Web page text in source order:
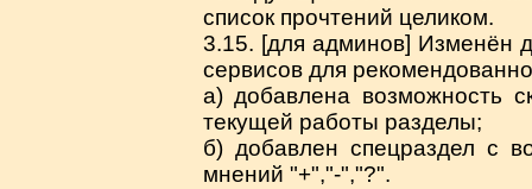
список прочтений целиком.
3.15. [для админов] Изменён
сервисов для
а) добавлена возможность
текущей работы разделы;
б) добавлен спецраздел с
мнений "+","-","?".